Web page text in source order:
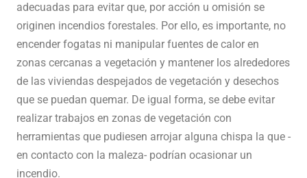
adecuadas para evitar que, por acción u omisión se
originen incendios forestales. Por ello, es importante, no
encender fogatas ni manipular fuentes de calor en
zonas cercanas a vegetación y mantener los alrededores
de las viviendas despejados de vegetación y desechos
que se puedan quemar. De igual forma, se debe evitar
realizar trabajos en zonas de vegetación con
herramientas que pudiesen arrojar alguna chispa la que -
en contacto con la maleza- podrían ocasionar un
incendio.